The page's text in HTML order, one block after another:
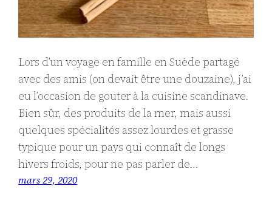
Lors d’un voyage en famille en Suède partagé
avec des amis (on devait être une douzaine), j’ai
eu l’occasion de gouter à la cuisine scandinave.
Bien sûr, des produits de la mer, mais aussi
quelques spécialités assez lourdes et grasse
typique pour un pays qui connaît de longs
hivers froids, pour ne pas parler de…
mars 29, 2020